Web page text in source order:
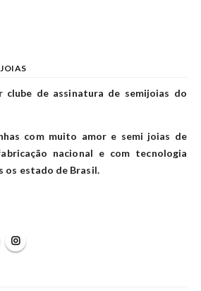
de assinatura de semijoias do
com muito amor e semi joias de
nacional e com tecnologia
os estado de Brasil.